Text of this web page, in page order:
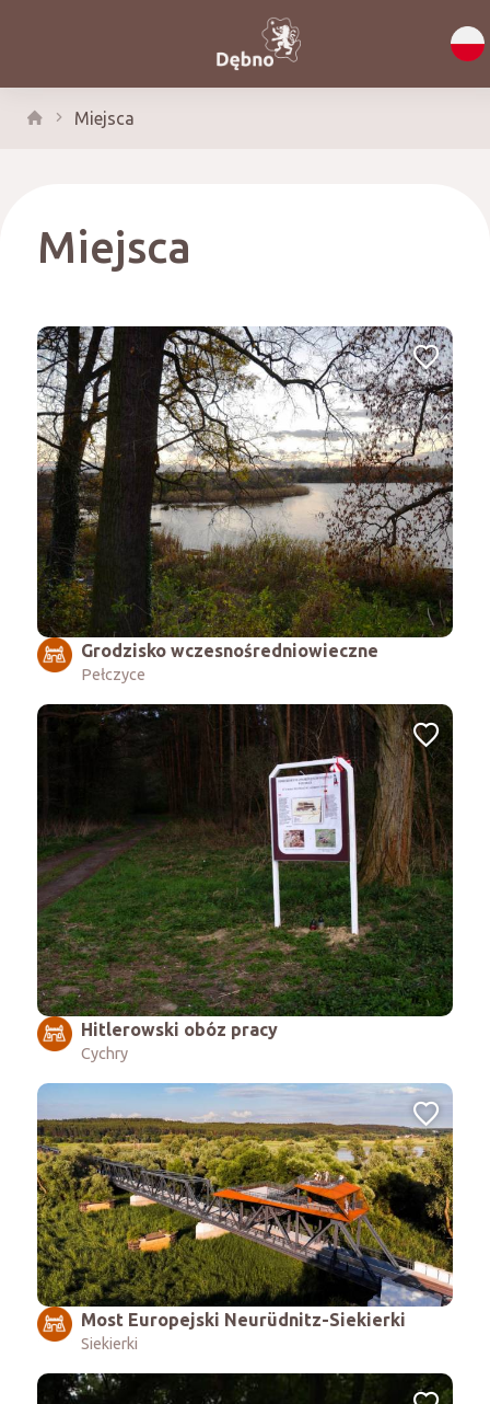
Miejsca
Miejsca
Grodzisko wczesnośredniowieczne
Pełczyce
Hitlerowski obóz pracy
Cychry
Most Europejski Neurüdnitz-Siekierki
Siekierki